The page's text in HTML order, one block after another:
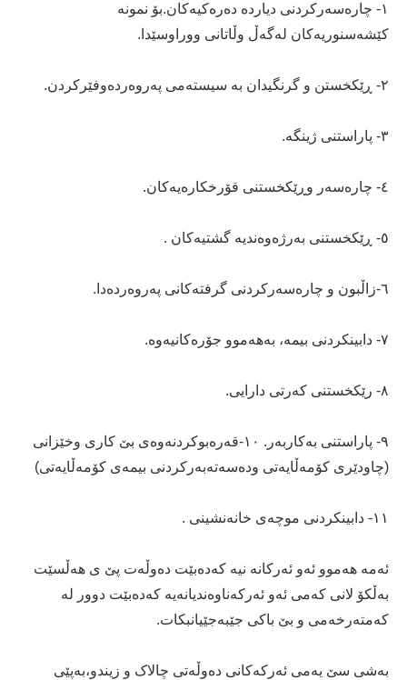
١- چارەسەرکردنی دیاردە دەرەکیەکان.بۆ نمونە
کێشەسنوریەکان لەگەڵ وڵاتانی ووراوسێدا.
٢- ڕێکخستن و گرنگیدان بە سیستەمی پەروەردەوفێرکردن.
٣- پاراستنی ژینگە.
٤- چارەسەر وڕێکخستنی قۆرخکارەیەکان.
٥- ڕێکخستنی بەرژەوەندیە گشتیەکان .
٦-زاڵبون و چارەسەرکردنی گرفتەکانی پەروەردەدا.
٧- دابینکردنی بیمە، بەهەموو جۆرەکانیەوە.
٨- رێکخستنی کەرتی دارایی.
٩- پاراستنی بەکاربەر. ١٠-قەرەبوکردنەوەی بێ کاری وخێزانی
(چاودێری کۆمەڵایەتی ودەسەتەبەرکردنی بیمەی کۆمەڵایەتی)
١١- دابینکردنی موچەی خانەنشینی .
ئەمە هەموو ئەو ئەرکانە نیە کەدەبێت دەوڵەت پێ ی هەڵسێت
بەڵکۆ لانی کەمی ئەو ئەرکەناوەندیانەیە کەدەبێت دوور لە
کەمتەرخەمی و بێ باکی جێبەجێیانبکات.
بەشی سێ یەمی ئەرکەکانی دەوڵەتی چالاک و زیندو،بەپێی